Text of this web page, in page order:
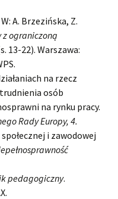
A. Brzezińska, Z.
z ograniczoną
13-22). Warszawa:
na rzecz
osób
na rynku pracy.
Rady Europy, 4.
i zawodowej
pedagogiczny.